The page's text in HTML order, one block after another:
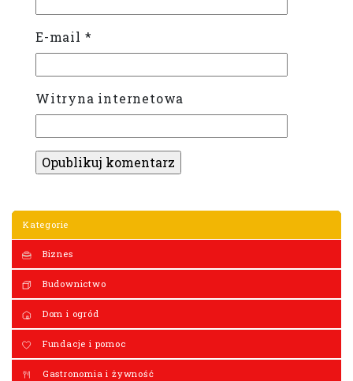
Kategorie
Biznes
Budownictwo
Dom i ogród
Fundacje i pomoc
Gastronomia i żywność
E-mail *
Witryna internetowa